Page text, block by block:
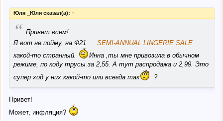
Юля _Юля сказал(а): ↑
“ Привет всем!
Я вот не пойму, на Ф21
SEMI-ANNUAL LINGERIE SALE
какой-то странный.
Инна ,ты мне привозила в обычном
режиме, по коду трусы за 2,55. А тут распродажа и 2,99. Это
супер ход у них какой-то или всегда так
?
Привет!
Может, инфляция?